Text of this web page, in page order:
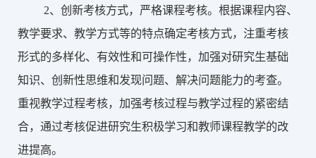
2、 创新考核方式，严格课程考核。根据课程内容、
教学要求、教学方式等的特点确定考核方式，注重考核
形式的多样化、有效性和可操作性，加强对研究生基础
知识、创新性思维和发现问题、解决问题能力的考查。
重视教学过程考核，加强考核过程与教学过程的紧密结
合，通过考核促进研究生积极学习和教师课程教学的改
进提高。